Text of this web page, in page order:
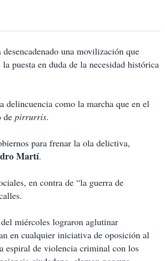
una movilización que
puesta en duda de la necesidad histórica
delincuencia como la marcha que en el
de pirrurris.
para frenar la ola delictiva,
Martí.
en contra de “la guerra de
miércoles lograron aglutinar
en cualquier iniciativa de oposición al
espiral de violencia criminal con los